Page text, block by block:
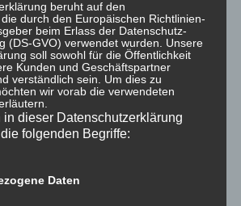
in der Silberseehalle
ab 19.00 Uhr wollen wir und alle
Rock-Band Dave Zwieback und ihrem
der Deutschen Stimme 2003, in der
singen. Die Veranstaltung lebt vom
herzlich eingeladen…
beruht auf den
durch den Europäischen Richtlinien-
beim Erlass der Datenschutz-
(DS-GVO) verwendet wurden. Unsere
soll sowohl für die Öffentlichkeit
Kunden und Geschäftspartner
verständlich sein. Um dies zu
wir vorab die verwendeten
dieser Datenschutzerklärung
folgenden Begriffe:
Daten